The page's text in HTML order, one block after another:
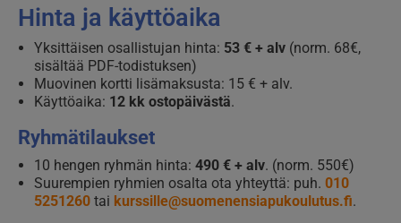
Hinta ja käyttöaika
Yksittäisen osallistujan hinta: 53 € + alv(norm. 68€,
sisältää PDF-todistuksen)
Muovinen kortti lisämaksusta: 15 € + alv.
Käyttöaika: 12 kk ostopäivästä.
Ryhmätilaukset
10 hengen ryhmän hinta: 490 € + alv. (norm. 550€)
Suurempien ryhmien osalta ota yhteyttä: puh. 010
5251260tai kurssille@suomenensiapukoulutus.fi.